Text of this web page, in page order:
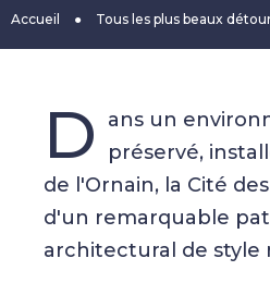
Accueil ● Tous les plus beaux
D
ans un
préservé,
de l'Ornain, la Cité
d'un remarquable
architectural de style